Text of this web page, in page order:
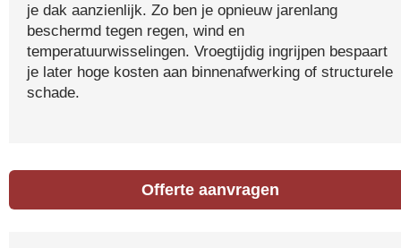
je dak aanzienlijk. Zo ben je opnieuw jarenlang
beschermd tegen regen, wind en
temperatuurwisselingen. Vroegtijdig ingrijpen bespaart
je later hoge kosten aan binnenafwerking of structurele
schade.
Offerte aanvragen